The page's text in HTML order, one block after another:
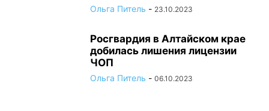
Ольга Питель - 23.10.2023
Росгвардия в Алтайском крае
добилась лишения лицензии
ЧОП
Ольга Питель - 06.10.2023